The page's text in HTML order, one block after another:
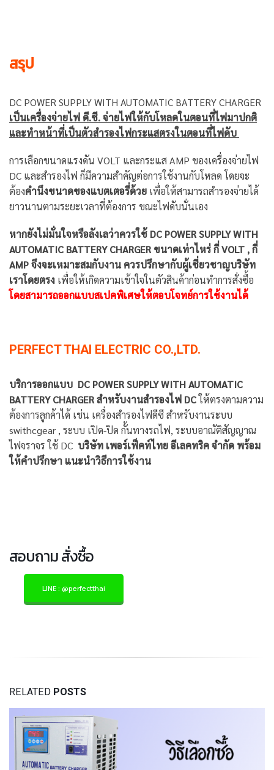
สรุป
DC POWER SUPPLY WITH AUTOMATIC BATTERY CHARGER
เป็นเครื่องจ่ายไฟ ดี.ซี. จ่ายไฟให้กับโหลดในตอนที่ไฟมาปกติ
และทำหน้าที่เป็นตัวสำรองไฟกระแสตรงในตอนที่ไฟดับ
การเลือกขนาดแรงดัน VOLT และกระแส AMP ของเครื่องจ่ายไฟ
DC และสำรองไฟ ก็มีความสำคัญต่อการใช้งานกับโหลด โดยจะ
ต้องคำนึงขนาดของแบตเตอรี่ด้วย เพื่อให้สามารถสำรองจ่ายได้
ยาวนานตามระยะเวลาที่ต้องการ ขณะไฟดับนั่นเอง
หากยังไม่มั่นใจหรือลังเลว่าควรใช้ DC POWER SUPPLY WITH
AUTOMATIC BATTERY CHARGER ขนาดเท่าไหร่ กี่ VOLT , กี่
AMP จึงจะเหมาะสมกับงาน ควรปรึกษากับผู้เชี่ยวชาญบริษัท
เราโดยตรง เพื่อให้เกิดความเข้าใจในตัวสินค้าก่อนทำการสั่งซื้อ
โดยสามารถออกแบบสเปคพิเศษให้ตอบโจทย์การใช้งานได้
PERFECT THAI ELECTRIC CO.,LTD.
บริการออกแบบ DC POWER SUPPLY WITH AUTOMATIC
BATTERY CHARGER สำหรับงานสำรองไฟ DCให้ตรงตามความ
ต้องการลูกค้าได้ เช่น เครื่องสำรองไฟดีซี สำหรับงานระบบ
swithcgear , ระบบ เปิด-ปิด กั้นทางรถไฟ, ระบบอาณัติสัญญาณ
ไฟจราจร ใช้ DC บริษัท เพอร์เฟ็คท์ไทย อีเลคทริค จำกัด พร้อม
ให้คำปรึกษา แนะนำวิธีการใช้งาน
สอบถาม สั่งซื้อ
LINE : @perfectthai
RELATED POSTS